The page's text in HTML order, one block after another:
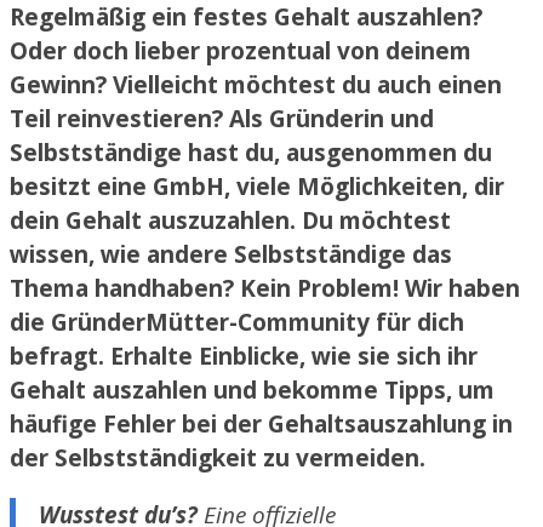
Regelmäßig ein festes Gehalt auszahlen?
Oder doch lieber prozentual von deinem
Gewinn? Vielleicht möchtest du auch einen
Teil reinvestieren? Als Gründerin und
Selbstständige hast du, ausgenommen du
besitzt eine GmbH, viele Möglichkeiten, dir
dein Gehalt auszuzahlen. Du möchtest
wissen, wie andere Selbstständige das
Thema handhaben? Kein Problem! Wir haben
die GründerMütter-Community für dich
befragt. Erhalte Einblicke, wie sie sich ihr
Gehalt auszahlen und bekomme Tipps, um
häufige Fehler bei der Gehaltsauszahlung in
der Selbstständigkeit zu vermeiden.
Wusstest du’s?Eine offizielle